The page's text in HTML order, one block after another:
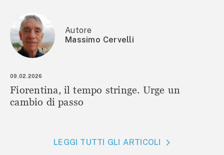
Autore
Massimo Cervelli
09.02.2026
Fiorentina, il tempo stringe. Urge un
cambio di passo
LEGGI TUTTI GLI ARTICOLI